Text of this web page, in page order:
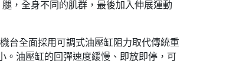
，全身不同的肌群，最後加入伸展運動
台全面採用可調式油壓缸阻力取代傳統重
。油壓缸的回彈速度緩慢、即放即停，可